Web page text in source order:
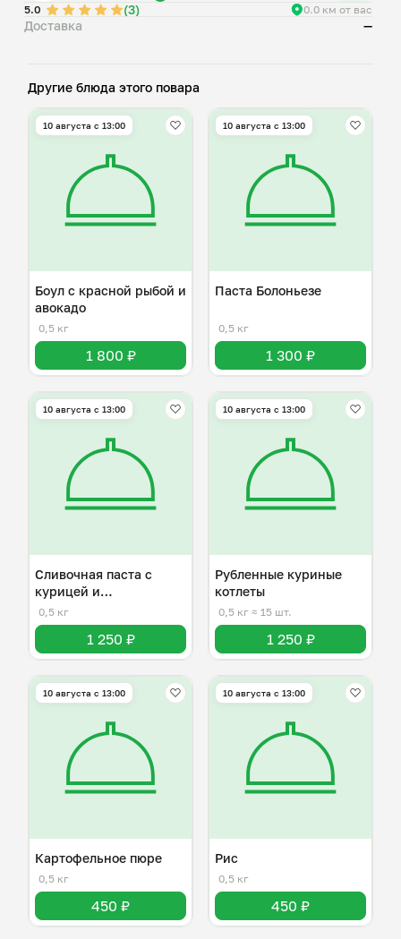
5.0
(3) 0.0 км от вас
Доставка —
Другие блюда этого повара
10 августа с 13:00
Боул с красной рыбой и
авокадо
0,5 кг
1 800 ₽
10 августа с 13:00
Паста Болоньезе
0,5 кг
1 300 ₽
10 августа с 13:00
Сливочная паста с
курицей и
шампиньонами
0,5 кг
1 250 ₽
10 августа с 13:00
Рубленные куриные
котлеты
0,5 кг ≈ 15 шт.
1 250 ₽
10 августа с 13:00
Картофельное пюре
0,5 кг
450 ₽
10 августа с 13:00
Рис
0,5 кг
450 ₽